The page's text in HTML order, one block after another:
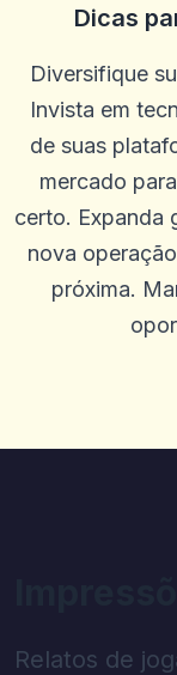
Dicas
Diversifique
Invista em
de suas
mercado
certo. Expanda
nova
próxima.
Relatos de